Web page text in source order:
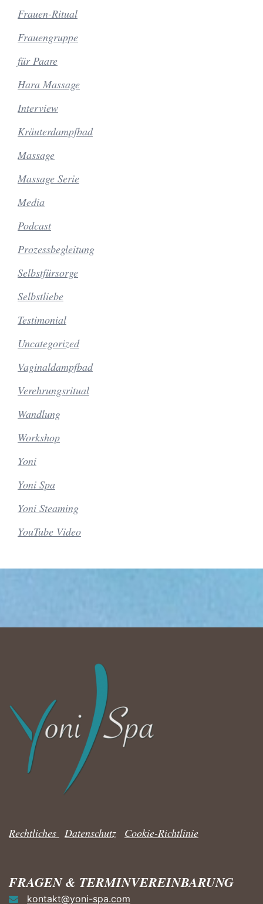
Frauen-Ritual
Frauengruppe
für Paare
Hara Massage
Interview
Kräuterdampfbad
Massage
Massage Serie
Media
Podcast
Prozessbegleitung
Selbstfürsorge
Selbstliebe
Testimonial
Uncategorized
Vaginaldampfbad
Verehrungsritual
Wandlung
Workshop
Yoni
Yoni Spa
Yoni Steaming
YouTube Video
Rechtliches Datenschutz Cookie-Richtlinie
FRAGEN & TERMINVEREINBARUNG
kontakt@yoni-spa.com